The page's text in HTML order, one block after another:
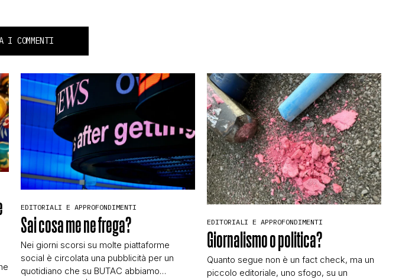
I COMMENTI
EDITORIALI E APPROFONDIMENTI
Sai cosa me ne frega?
Nei giorni scorsi su molte piattaforme
social è circolata una pubblicità per un
quotidiano che su BUTAC abbiamo
EDITORIALI E APPROFONDIMENTI
Giornalismo o politica?
Quanto segue non è un fact check, ma un
piccolo editoriale, uno sfogo, su un